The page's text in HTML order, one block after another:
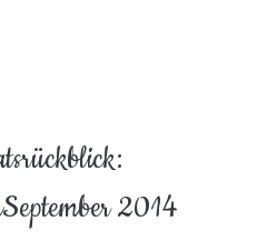
2014